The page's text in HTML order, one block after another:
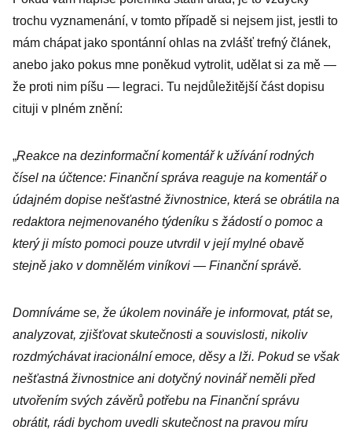
trochu vyznamenání, v tomto případě si nejsem jist, jestli to
mám chápat jako spontánní ohlas na zvlášť trefný článek,
anebo jako pokus mne poněkud vytrolit, udělat si za mě —
že proti nim píšu — legraci. Tu nejdůležitější část dopisu
cituji v plném znění:
„Reakce na dezinformační komentář k užívání rodných
čísel na účtence: Finanční správa reaguje na komentář o
údajném dopise nešťastné živnostnice, která se obrátila na
redaktora nejmenovaného týdeníku s žádostí o pomoc a
který ji místo pomoci pouze utvrdil v její mylné obavě
stejně jako v domnělém viníkovi — Finanční správě.
Domníváme se, že úkolem novináře je informovat, ptát se,
analyzovat, zjišťovat skutečnosti a souvislosti, nikoliv
rozdmýchávat iracionální emoce, děsy a lži. Pokud se však
nešťastná živnostnice ani dotyčný novinář neměli před
utvořením svých závěrů potřebu na Finanční správu
obrátit, rádi bychom uvedli skutečnost na pravou míru